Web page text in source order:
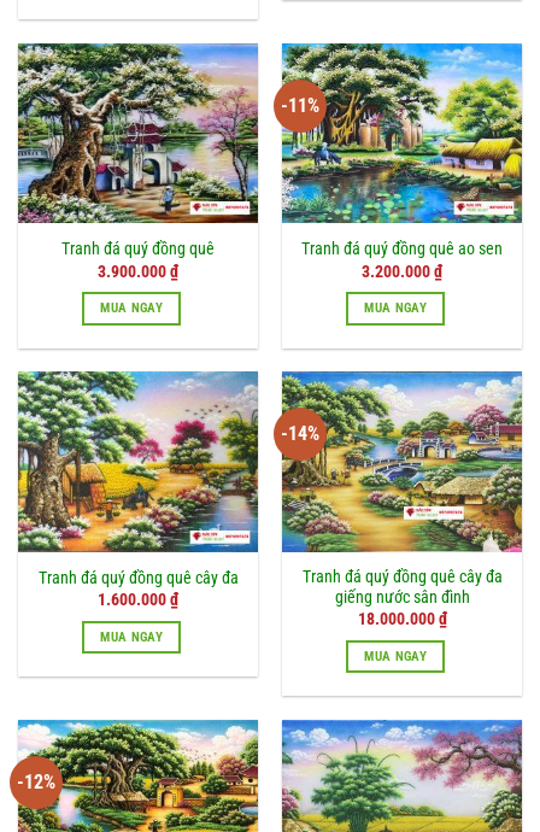
Tranh đá quý đồng quê
3.900.000₫
MUA NGAY
-11%
Tranh đá quý đồng quê ao sen
Giá
là:
3.600.000 ₫.
3.200.000₫Giá
hiện
tại
3.200.000 ₫.
MUA NGAY
Tranh đá quý đồng quê cây đa
1.600.000₫
MUA NGAY
-14%
Tranh đá quý đồng quê cây đa
giếng nước sân đình
Giá
là:
21.000.000 ₫.
18.000.000₫Giá
hiện
MUA NGAY
-12%